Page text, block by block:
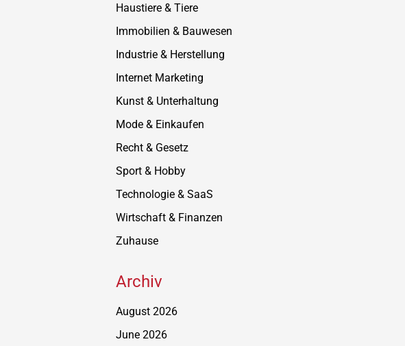
Haustiere & Tiere
Immobilien & Bauwesen
Industrie & Herstellung
Internet Marketing
Kunst & Unterhaltung
Mode & Einkaufen
Recht & Gesetz
Sport & Hobby
Technologie & SaaS
Wirtschaft & Finanzen
Zuhause
Archiv
August 2026
June 2026